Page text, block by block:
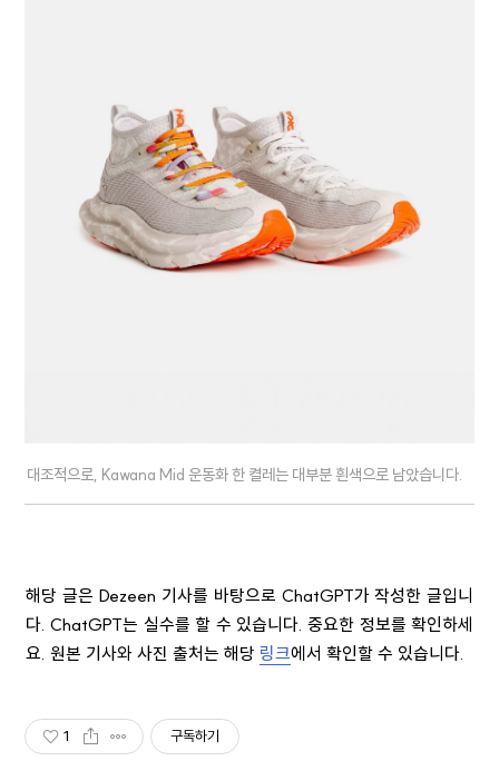
대조적으로, Kawana Mid 운동화 한 켤레는 대부분 흰색으로 남았습니다.
해당 글은 Dezeen 기사를 바탕으로 ChatGPT가 작성한 글입니
다. ChatGPT는 실수를 할 수 있습니다. 중요한 정보를 확인하세
요. 원본 기사와 사진 출처는 해당 링크에서 확인할 수 있습니다.
1 구독하기